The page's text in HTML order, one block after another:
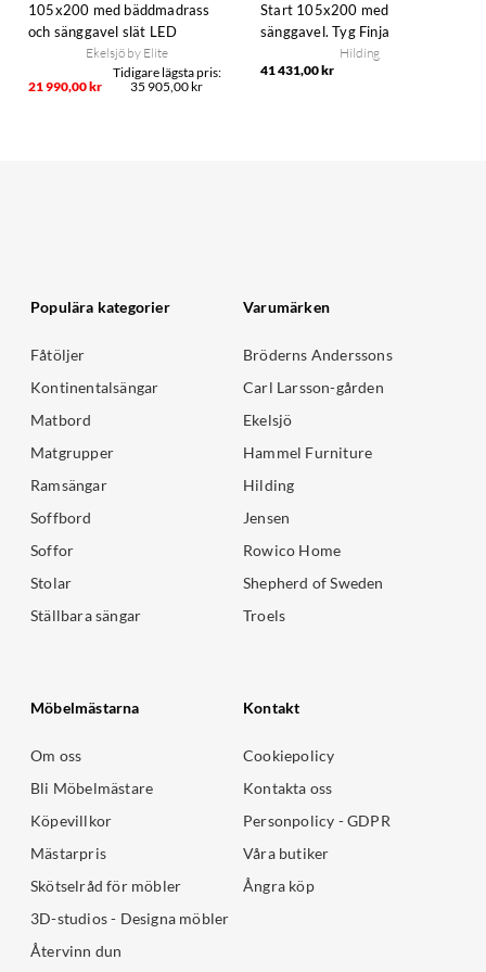
105x200 med bäddmadrass
och sänggavel slät LED
Ekelsjö by Elite
21 990,00 kr 35 905,00 kr
Start 105x200 med
sänggavel. Tyg Finja
Hilding
41 431,00 kr
Populära kategorier
Fåtöljer
Kontinentalsängar
Matbord
Matgrupper
Ramsängar
Soffbord
Soffor
Stolar
Ställbara sängar
Varumärken
Bröderns Anderssons
Carl Larsson-gården
Ekelsjö
Hammel Furniture
Hilding
Jensen
Rowico Home
Shepherd of Sweden
Troels
Möbelmästarna
Om oss
Bli Möbelmästare
Köpevillkor
Mästarpris
Skötselråd för möbler
3D-studios - Designa möbler
Återvinn dun
Kontakt
Cookiepolicy
Kontakta oss
Personpolicy - GDPR
Våra butiker
Ångra köp